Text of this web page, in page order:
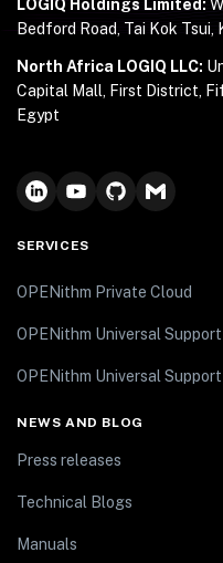
LOGIQ Holdings Limited:
Bedford Road, Tai Kok
North Africa LOGIQ LLC:
Capital Mall, First District,
Egypt
SERVICES
OPENithm Private Cloud
OPENithm Universal
OPENithm Universal
NEWS AND BLOG
Press releases
Technical Blogs
Manuals